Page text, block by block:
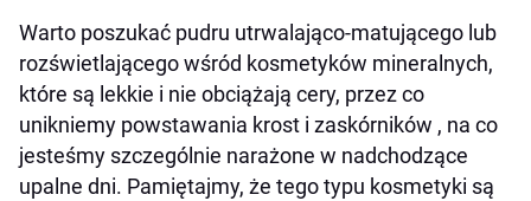
Warto poszukać pudru utrwalająco-matującego lub
rozświetlającego wśród kosmetyków mineralnych,
które są lekkie i nie obciążają cery, przez co
unikniemy powstawania krost i zaskórników , na co
jesteśmy szczególnie narażone w nadchodzące
upalne dni. Pamiętajmy, że tego typu kosmetyki są